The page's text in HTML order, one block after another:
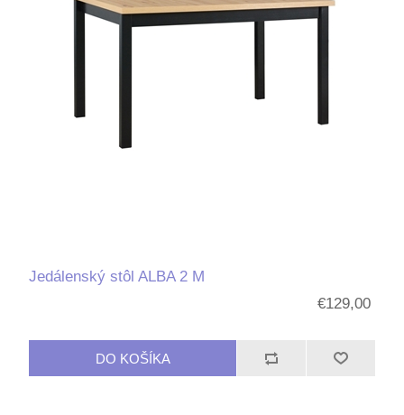
Jedálenský stôl ALBA 2 M
€129,00